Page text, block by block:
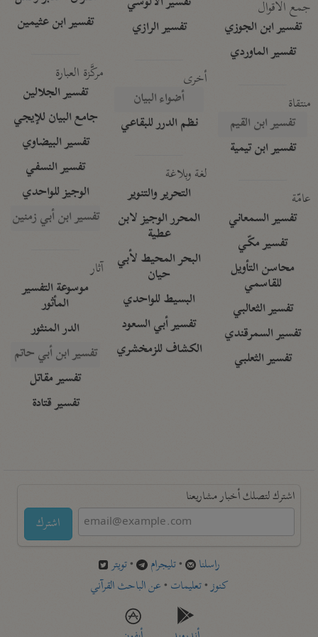
جمع الأقوال
تفسير ابن الجوزي
تفسير الماوردي
منتقاة
تفسير ابن القيم
تفسير ابن تيمية
عامّة
تفسير السمعاني
تفسير مكّي
محاسن التأويل
للقاسمي
تفسير الثعالبي
تفسير السمرقندي
تفسير الثعلبي
تفسير الرازي
أخرى
أضواء البيان
نظم الدرر للبقاعي
لغة وبلاغة
التحرير والتنوير
المحرر الوجيز لابن
عطية
البحر المحيط لأبي
حيان
البسيط للواحدي
تفسير أبي السعود
الكشاف للزمخشري
تفسير ابن عثيمين
مركَّزة العبارة
تفسير الجلالين
جامع البيان للإيجي
تفسير البيضاوي
تفسير النسفي
الوجيز للواحدي
تفسير ابن أبي زمنين
آثار
موسوعة التفسير
المأثور
الدر المنثور
تفسير ابن أبي حاتم
تفسير مقاتل
تفسير قتادة
اشترك لتصلك أخبار مشاريعنا
اشترك
راسلنا •تليجرام •تويتر
كنوز•تعليمات •عن الباحث القرآني